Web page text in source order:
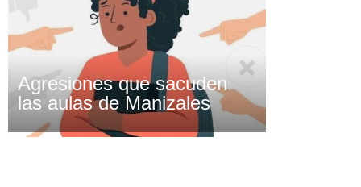
Agresiones que sacuden
las aulas de Manizales